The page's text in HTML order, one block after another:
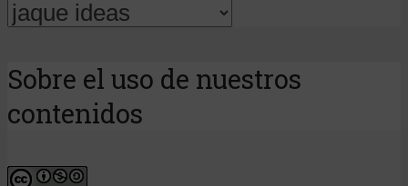
Sobre el uso de nuestros
contenidos